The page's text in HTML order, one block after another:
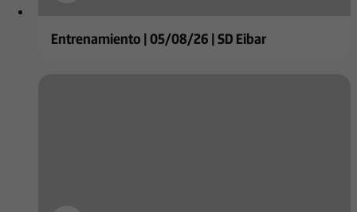
Entrenamiento | 05/08/26 | SD Eibar